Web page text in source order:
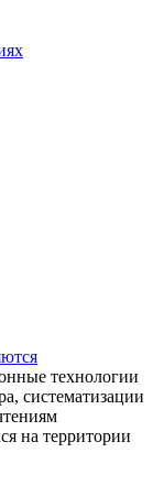
технологии
систематизации
на территории